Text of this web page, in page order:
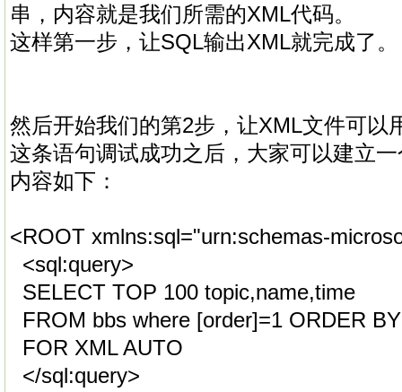
串，内容就是我们所需的XML代码。
这样第一步，让SQL输出XML就完成了。
然后开始我们的第2步，让XML文件可以
这条语句调试成功之后，大家可以建立
内容如下：
<ROOT xmlns:sql="urn:schemas-
<sql:query>
SELECT TOP 100 topic,name,time
FROM bbs where [order]=1 ORDER
FOR XML AUTO
</sql:query>